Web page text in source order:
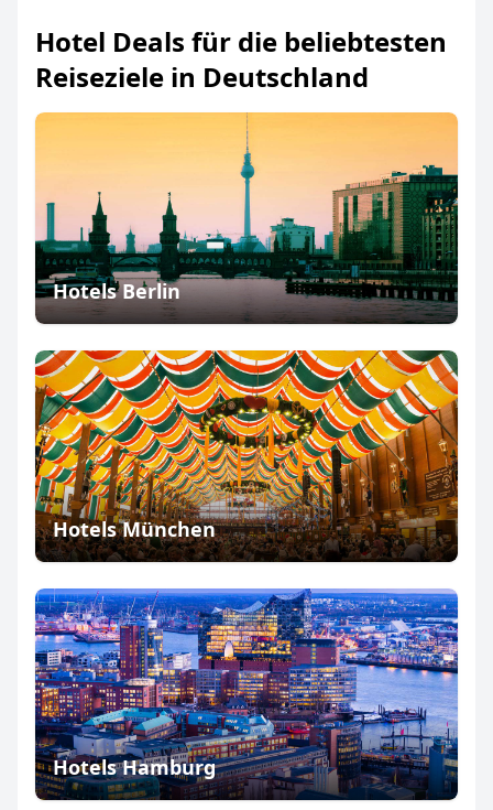
Hotel Deals für die beliebtesten
Reiseziele in Deutschland
Hotels Berlin
Hotels München
Hotels Hamburg